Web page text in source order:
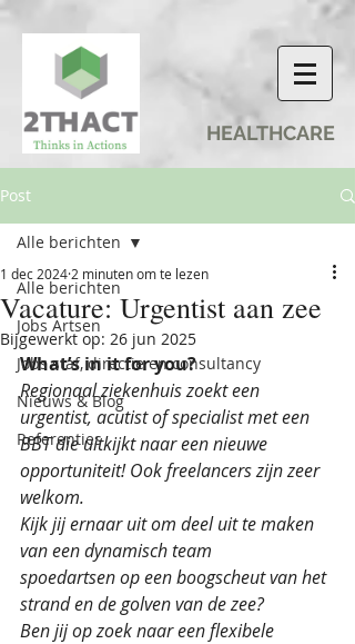
HEALTHCARE
Post
Alle berichten
Jobs Artsen
Jobs staf, directie en consultancy
Nieuws & Blog
Referenties
Alle berichten
Vacature: Urgentist aan zee
1 dec 2024 2 minuten om te lezen
Bijgewerkt op: 26 jun 2025
What’s in it for you?
Regionaal ziekenhuis zoekt een
urgentist, acutist of specialist met een
BBT die uitkijkt naar een nieuwe
opportuniteit! Ook freelancers zijn zeer
welkom.
Kijk jij ernaar uit om deel uit te maken
van een dynamisch team
spoedartsen op een boogscheut van het
strand en de golven van de zee?
Ben jij op zoek naar een flexibele